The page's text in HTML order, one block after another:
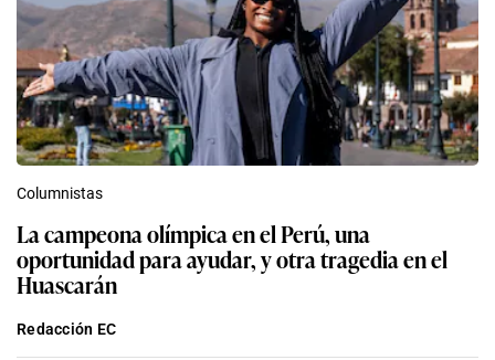
Columnistas
La campeona olímpica en el Perú, una
oportunidad para ayudar, y otra tragedia en el
Huascarán
Redacción EC